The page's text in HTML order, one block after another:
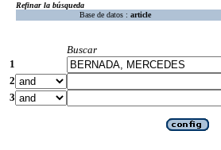
Refinar la búsqueda
Base de datos : article
Buscar
1
2
3